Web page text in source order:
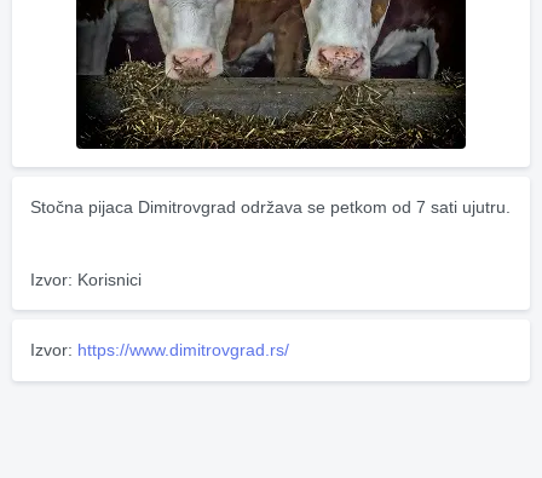
Stočna pijaca Dimitrovgrad održava se petkom od 7 sati ujutru.
Izvor: Korisnici
Izvor: https://www.dimitrovgrad.rs/